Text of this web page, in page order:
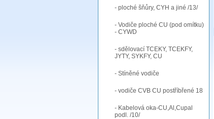
- ploché šňůry, CYH a jiné /13/
- Vodiče ploché CU (pod omítku)
- CYWD
- sdělovací TCEKY, TCEKFY,
JYTY, SYKFY, CU
- Stíněné vodiče
- vodiče CVB CU postříbřené 18
- Kabelová oka-CU,Al,Cupal
podl. /10/